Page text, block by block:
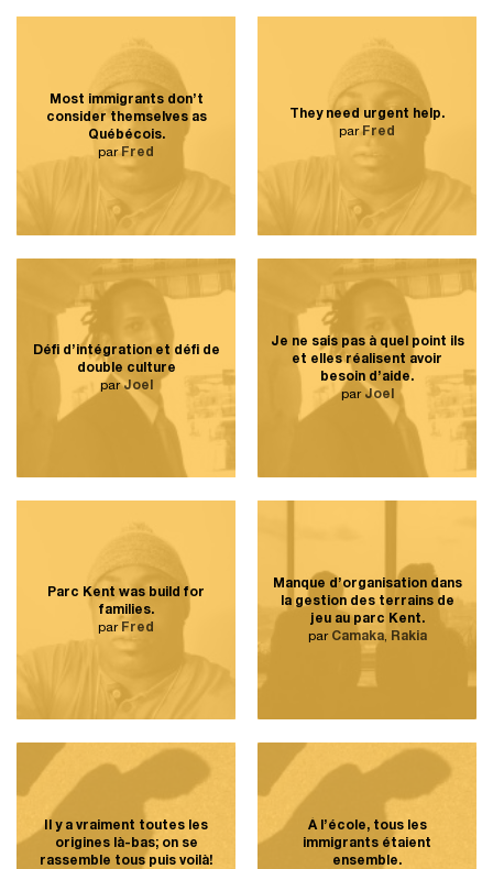
Most immigrants don’t
consider themselves as
Québécois.
parFred
They need urgent help.
parFred
Défi d’intégration et défi de
double culture
parJoel
Je ne sais pas à quel point ils
et elles réalisent avoir
besoin d’aide.
par Joel
Parc Kent was build for
families.
par Fred
Manque d’organisation dans
la gestion des terrains de
jeu au parc Kent.
par Camaka, Rakia
Il y a vraiment toutes les
origines là-bas; on se
rassemble tous puis voilà!
À l’école, tous les
immigrants étaient
ensemble.